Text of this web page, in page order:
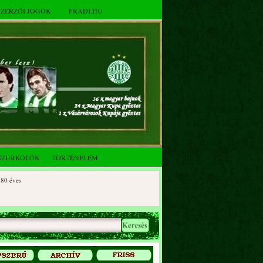
JOGOK FRADI.HU
TÖRTÉNELEM